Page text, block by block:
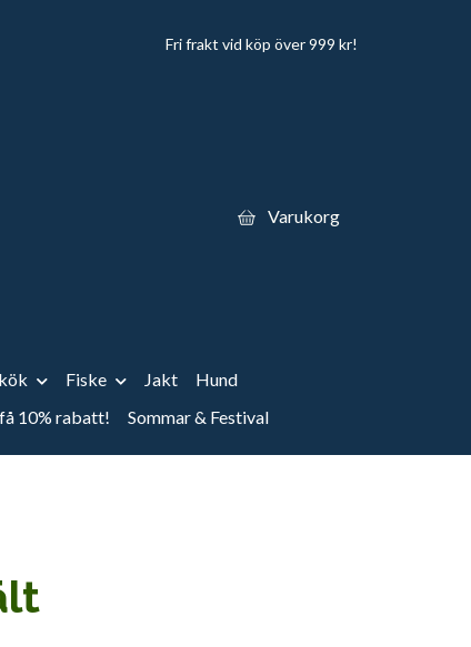
Fri frakt vid köp över 999 kr!
Varukorg
Fiske Jakt
Hund
10% rabatt! Sommar & Festival